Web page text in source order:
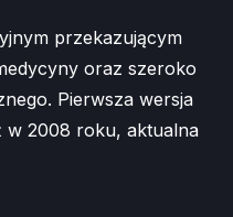
przekazującym
oraz szeroko
Pierwsza wersja
w 2008 roku, aktualna